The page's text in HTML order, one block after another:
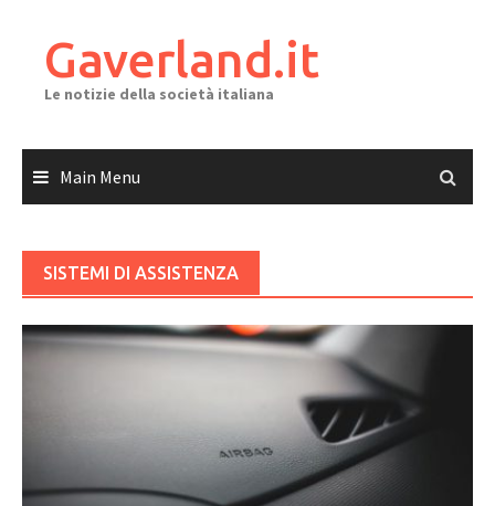
contentGaverland.it
Le notizie della società italiana
Main Menu
SISTEMI DI ASSISTENZA